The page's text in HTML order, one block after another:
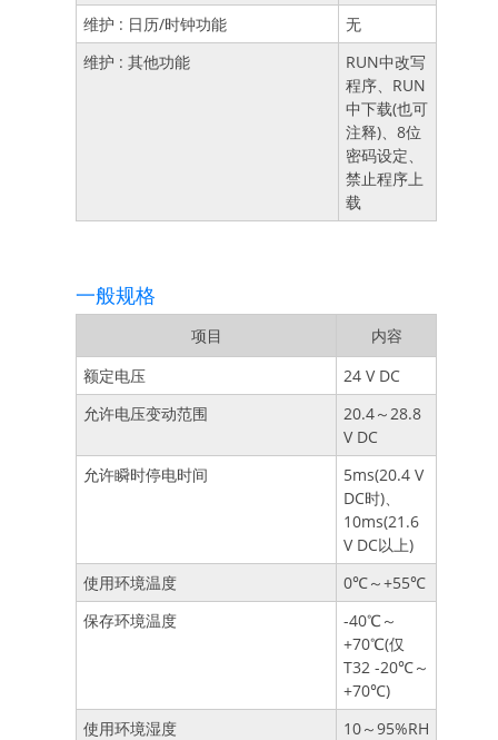
维护 : 日历/时钟功能
无
维护 : 其他功能
RUN中改写
程序、RUN
中下载(也可
注释)、8位
密码设定、
禁止程序上
载
一般规格
项目
内容
额定电压
24 V DC
允许电压变动范围
20.4～28.8
V DC
允许瞬时停电时间
5ms(20.4 V
DC时)、
10ms(21.6
V DC以上)
使用环境温度
0℃～+55℃
保存环境温度
-40℃～
+70℃(仅
T32 -20℃～
+70℃)
使用环境湿度
10～95%RH